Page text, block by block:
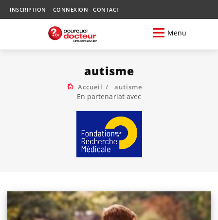
INSCRIPTION CONNEXION CONTACT
Menu
autisme
Accueil autisme
En partenariat avec